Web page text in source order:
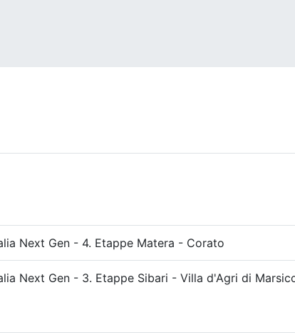
Next Gen - 4. Etappe Matera - Corato
Next Gen - 3. Etappe Sibari - Villa d'Agri di